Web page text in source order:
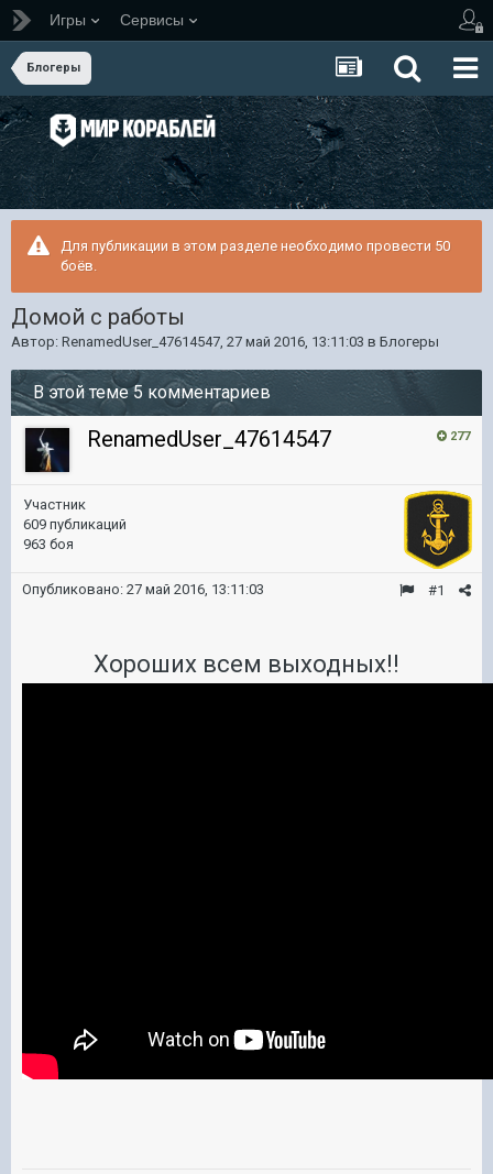
Игры Сервисы
Блогеры
Для публикации в этом разделе необходимо провести 50
боёв.
Домой с работы
Автор: RenamedUser_47614547, 27 май 2016, 13:11:03 в Блогеры
В этой теме 5 комментариев
277
RenamedUser_47614547
Участник
609 публикаций
963 боя
#1
Опубликовано: 27 май 2016, 13:11:03
Хороших всем выходных!!